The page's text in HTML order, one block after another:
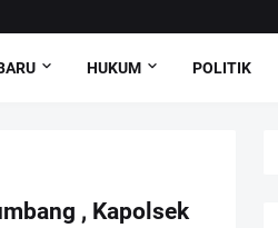
HUKUM POLITIK
, Kapolsek